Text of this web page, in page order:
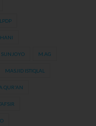
LPDP
M.AG
MASJID ISTIQLAL
QUR'AN